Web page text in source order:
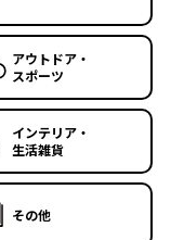
アウトドア・
スポーツ
インテリア・
生活雑貨
その他